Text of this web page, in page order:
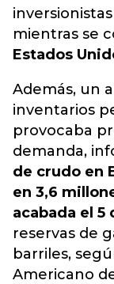
mientras se
Estados
Además, un
inventarios
provocaba
demanda,
de crudo en
en 3,6
acabada el 5
reservas de
barriles,
Americano